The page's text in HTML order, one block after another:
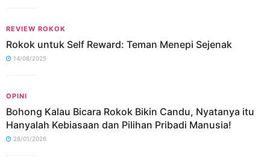
REVIEW ROKOK
Rokok untuk Self Reward: Teman Menepi Sejenak
14/08/2025
OPINI
Bohong Kalau Bicara Rokok Bikin Candu, Nyatanya itu
Hanyalah Kebiasaan dan Pilihan Pribadi Manusia!
28/01/2026